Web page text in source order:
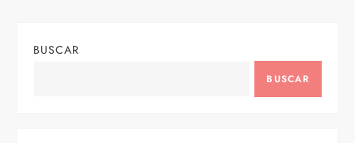
ó
BUSCAR
BUSCAR